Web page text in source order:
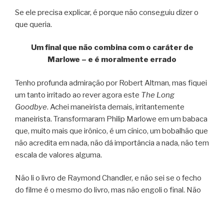
Se ele precisa explicar, é porque não conseguiu dizer o
que queria.
Um final que não combina com o caráter de
Marlowe – e é moralmente errado
Tenho profunda admiração por Robert Altman, mas fiquei
um tanto irritado ao rever agora este The Long
Goodbye. Achei maneirista demais, irritantemente
maneirista. Transformaram Philip Marlowe em um babaca
que, muito mais que irônico, é um cínico, um bobalhão que
não acredita em nada, não dá importância a nada, não tem
escala de valores alguma.
Não li o livro de Raymond Chandler, e não sei se o fecho
do filme é o mesmo do livro, mas não engoli o final. Não